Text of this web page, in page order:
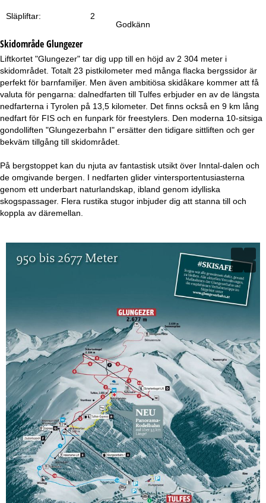
Godkänn
Släpliftar: 2
SkidområdeGlungezer
Liftkortet "Glungezer" tar dig upp till en höjd av 2 304 meter i
skidområdet. Totalt 23 pistkilometer med många flacka bergssidor är
perfekt för barnfamiljer. Men även ambitiösa skidåkare kommer att få
valuta för pengarna: dalnedfarten till Tulfes erbjuder en av de längsta
nedfarterna i Tyrolen på 13,5 kilometer. Det finns också en 9 km lång
nedfart för FIS och en funpark för freestylers. Den moderna 10-sitsiga
gondolliften "Glungezerbahn I" ersätter den tidigare sittliften och ger
bekväm tillgång till skidområdet.
På bergstoppet kan du njuta av fantastisk utsikt över Inntal-dalen och
de omgivande bergen. I nedfarten glider vintersportentusiasterna
genom ett underbart naturlandskap, ibland genom idylliska
skogspassager. Flera rustika stugor inbjuder dig att stanna till och
koppla av däremellan.